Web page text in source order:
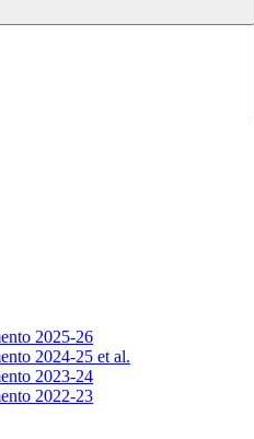
2025-26
2024-25 et al.
2023-24
2022-23